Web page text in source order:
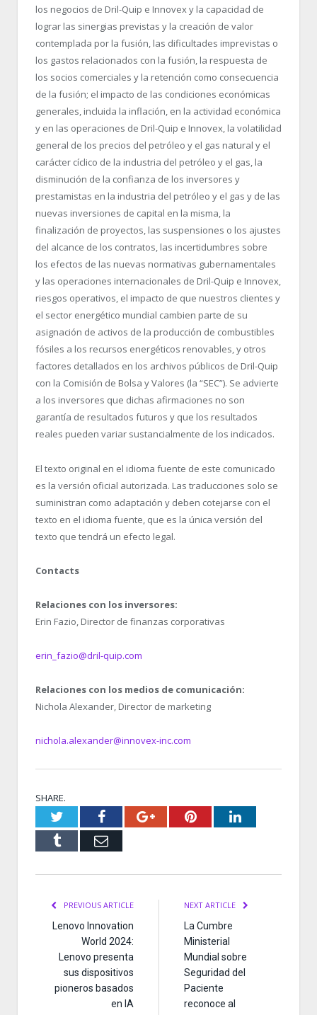
los negocios de Dril-Quip e Innovex y la capacidad de
lograr las sinergias previstas y la creación de valor
contemplada por la fusión, las dificultades imprevistas o
los gastos relacionados con la fusión, la respuesta de
los socios comerciales y la retención como consecuencia
de la fusión; el impacto de las condiciones económicas
generales, incluida la inflación, en la actividad económica
y en las operaciones de Dril-Quip e Innovex, la volatilidad
general de los precios del petróleo y el gas natural y el
carácter cíclico de la industria del petróleo y el gas, la
disminución de la confianza de los inversores y
prestamistas en la industria del petróleo y el gas y de las
nuevas inversiones de capital en la misma, la
finalización de proyectos, las suspensiones o los ajustes
del alcance de los contratos, las incertidumbres sobre
los efectos de las nuevas normativas gubernamentales
y las operaciones internacionales de Dril-Quip e Innovex,
riesgos operativos, el impacto de que nuestros clientes y
el sector energético mundial cambien parte de su
asignación de activos de la producción de combustibles
fósiles a los recursos energéticos renovables, y otros
factores detallados en los archivos públicos de Dril-Quip
con la Comisión de Bolsa y Valores (la “SEC”). Se advierte
a los inversores que dichas afirmaciones no son
garantía de resultados futuros y que los resultados
reales pueden variar sustancialmente de los indicados.
El texto original en el idioma fuente de este comunicado
es la versión oficial autorizada. Las traducciones solo se
suministran como adaptación y deben cotejarse con el
texto en el idioma fuente, que es la única versión del
texto que tendrá un efecto legal.
Contacts
Relaciones con los inversores:
Erin Fazio, Director de finanzas corporativas
erin_fazio@dril-quip.com
Relaciones con los medios de comunicación:
Nichola Alexander, Director de marketing
nichola.alexander@innovex-inc.com
SHARE.
TwitterFacebookGoogle+PinterestLinkedIn
Tumblr Email
PREVIOUS ARTICLE
Lenovo Innovation
World 2024:
Lenovo presenta
sus dispositivos
pioneros basados
en IA
NEXT ARTICLE
La Cumbre
Ministerial
Mundial sobre
Seguridad del
Paciente
reconoce al